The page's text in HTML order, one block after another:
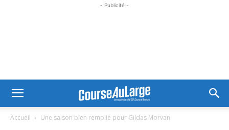
- Publicité -
Accueil Une saison bien remplie pour Gildas Morvan